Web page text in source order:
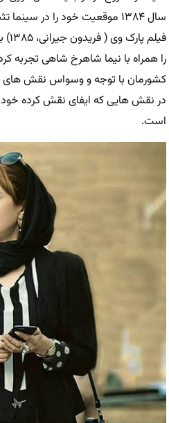
سال ۱۳۸۴ موقعیت خود را در
را همراه با نیما شاهرخ شاهی تجربه
کشورمان با توجه و وسواس نقش های
در نقش هایی که ایفای نقش کرده خود
است.